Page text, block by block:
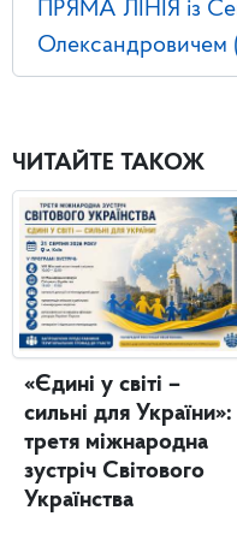
ПРЯМА ЛІНІЯ із
Олександровичем
ЧИТАЙТЕ ТАКОЖ
«Єдині у світі –
сильні для України»:
третя міжнародна
зустріч Світового
Українства